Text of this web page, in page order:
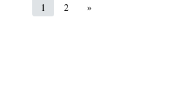
1 2 »